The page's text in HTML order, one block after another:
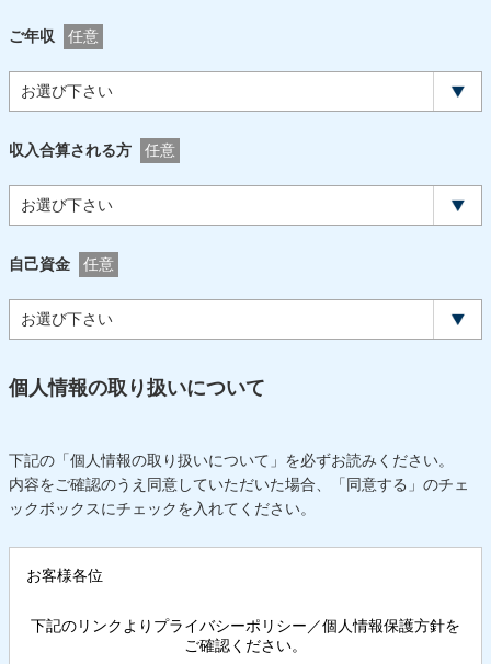
ご年収 任意
収入合算される方 任意
自己資金 任意
個人情報の取り扱いについて
下記の「個人情報の取り扱いについて」を必ずお読みください。
内容をご確認のうえ同意していただいた場合、「同意する」のチェ
ックボックスにチェックを入れてください。